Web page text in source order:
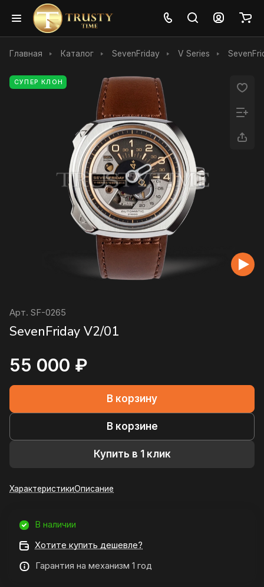
Главная Каталог SevenFriday V Series
СУПЕР КЛОН
Арт. SF-0265
SevenFriday V2/01
55 000 ₽
В корзину
В корзине
Купить в 1 клик
ХарактеристикиОписание
В наличии
Хотите купить дешевле?
Гарантия на механизм 1 год